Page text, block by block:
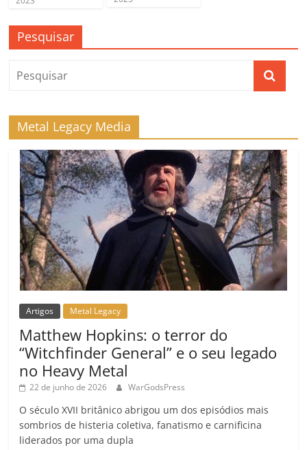
Pesquisar
Metal Legacy Media
Artigos Metal Legacy
Matthew Hopkins: o terror do
“Witchfinder General” e o seu legado
no Heavy Metal
22 de junho de 2026 WarGodsPress
O século XVII britânico abrigou um dos episódios mais
sombrios de histeria coletiva, fanatismo e carnificina
liderados por uma dupla